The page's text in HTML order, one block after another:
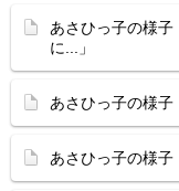
あさひっ子の様子
に...」
あさひっ子の様子
あさひっ子の様子